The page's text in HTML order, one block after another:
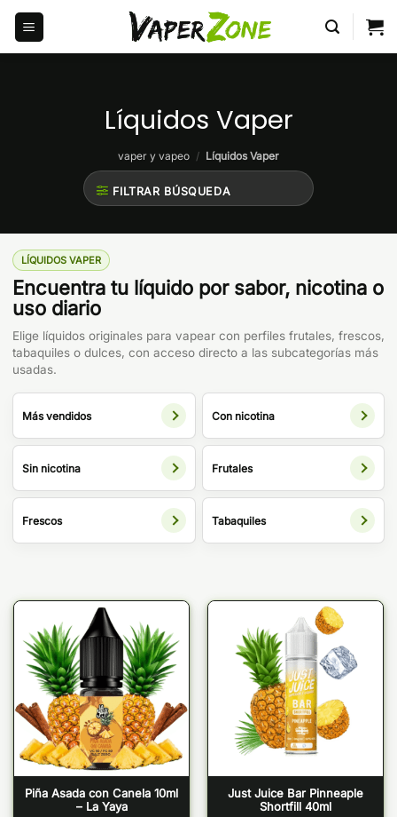
Saltar
contenido
Líquidos Vaper
vaper y vapeo / Líquidos Vaper
FILTRAR BÚSQUEDA
LÍQUIDOS VAPER
Encuentra tu líquido por sabor, nicotina o
uso diario
Elige líquidos originales para vapear con perfiles frutales, frescos,
tabaquiles o dulces, con acceso directo a las subcategorías más
usadas.
Más vendidos Con nicotina
Sin nicotina Frutales
Frescos Tabaquiles
Piña Asada con Canela 10ml
– La Yaya
Just Juice Bar Pinneaple
Shortfill 40ml